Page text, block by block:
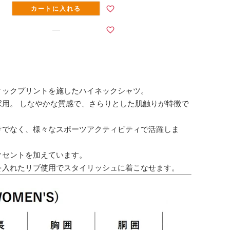
カートに入れる
—
クプリントを施したハイネックシャツ。
。 しなやかな質感で、さらりとした肌触りが特徴で
なく、様々なスポーツアクティビティで活躍しま
ントを加えています。
れたリブ使用でスタイリッシュに着こなせます。